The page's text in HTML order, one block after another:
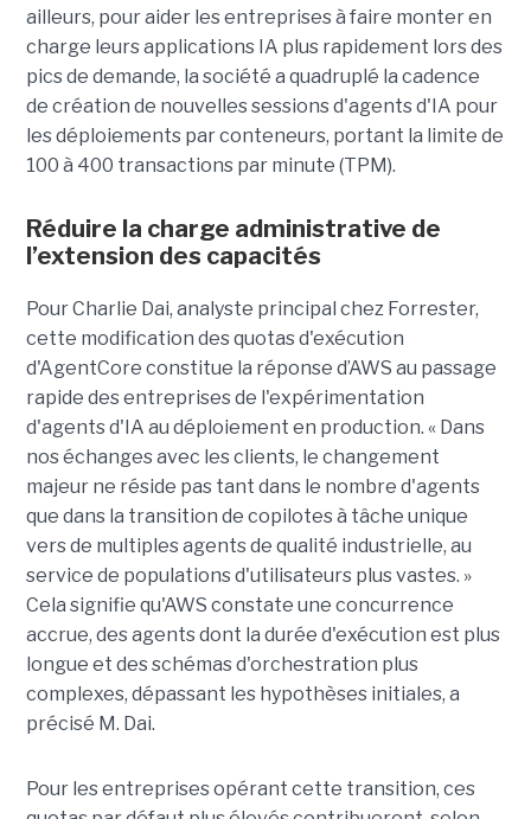
ailleurs, pour aider les entreprises à faire monter en
charge leurs applications IA plus rapidement lors des
pics de demande, la société a quadruplé la cadence
de création de nouvelles sessions d'agents d'IA pour
les déploiements par conteneurs, portant la limite de
100 à 400 transactions par minute (TPM).
Réduire la charge administrative de
l’extension des capacités
Pour Charlie Dai, analyste principal chez Forrester,
cette modification des quotas d'exécution
d'AgentCore constitue la réponse d’AWS au passage
rapide des entreprises de l'expérimentation
d'agents d'IA au déploiement en production. « Dans
nos échanges avec les clients, le changement
majeur ne réside pas tant dans le nombre d'agents
que dans la transition de copilotes à tâche unique
vers de multiples agents de qualité industrielle, au
service de populations d'utilisateurs plus vastes. »
Cela signifie qu'AWS constate une concurrence
accrue, des agents dont la durée d'exécution est plus
longue et des schémas d'orchestration plus
complexes, dépassant les hypothèses initiales, a
précisé M. Dai.
Pour les entreprises opérant cette transition, ces